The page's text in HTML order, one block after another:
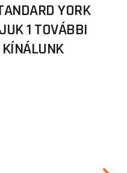
YORK
1 TOVÁBBI